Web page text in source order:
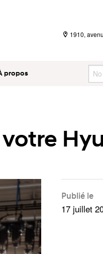
1910,
propos
Publié le
17 juillet